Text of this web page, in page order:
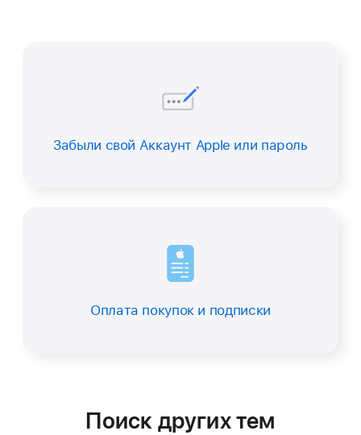
Забыли свой Аккаунт Apple или пароль
Оплата покупок и подписки
Поиск других тем